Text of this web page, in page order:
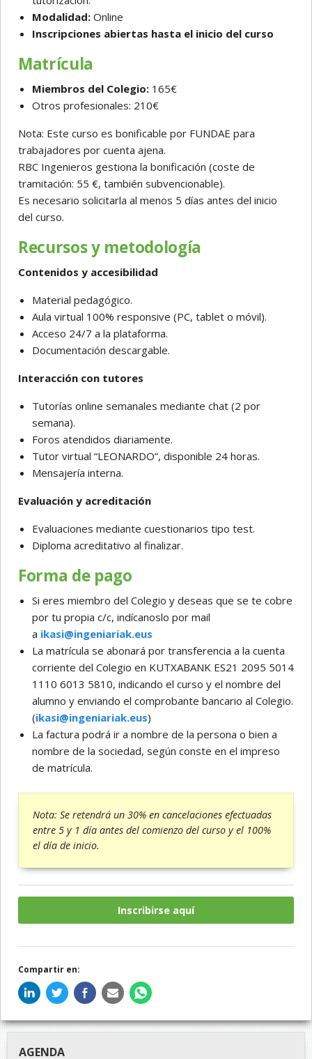
Modalidad: Online
Inscripciones abiertas hasta el inicio del curso
Matrícula
Miembros del Colegio: 165€
Otros profesionales: 210€
Nota: Este curso es bonificable por FUNDAE para
trabajadores por cuenta ajena.
RBC Ingenieros gestiona la bonificación (coste de
tramitación: 55 €, también subvencionable).
Es necesario solicitarla al menos 5 días antes del inicio
del curso.
Recursos y metodología
Contenidos y accesibilidad
Material pedagógico.
Aula virtual 100% responsive (PC, tablet o móvil).
Acceso 24/7 a la plataforma.
Documentación descargable.
Interacción con tutores
Tutorías online semanales mediante chat (2 por
semana).
Foros atendidos diariamente.
Tutor virtual “LEONARDO”, disponible 24 horas.
Mensajería interna.
Evaluación y acreditación
Evaluaciones mediante cuestionarios tipo test.
Diploma acreditativo al finalizar.
Forma de pago
Si eres miembro del Colegio y deseas que se te cobre
por tu propia c/c, indícanoslo por mail
a ikasi@ingeniariak.eus
La matrícula se abonará por transferencia a la cuenta
corriente del Colegio en KUTXABANK ES21 2095 5014
1110 6013 5810, indicando el curso y el nombre del
alumno y enviando el comprobante bancario al Colegio.
(ikasi@ingeniariak.eus)
La factura podrá ir a nombre de la persona o bien a
nombre de la sociedad, según conste en el impreso
de matrícula.
Nota: Se retendrá un 30% en cancelaciones efectuadas
entre 5 y 1 día antes del comienzo del curso y el 100%
el día de inicio.
Inscribirse aquí
Compartir en:
AGENDA